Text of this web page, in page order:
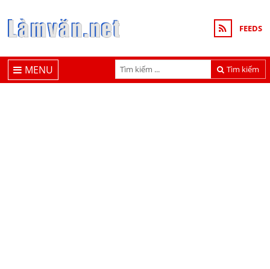
FEEDS
Tìm kiếm
MENU